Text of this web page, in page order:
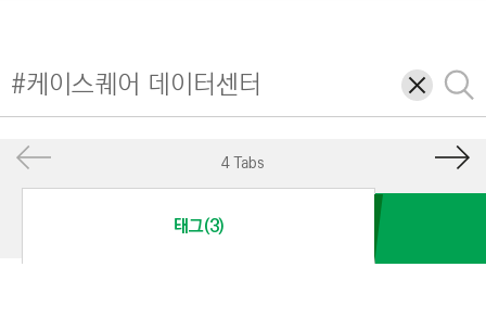
N
E
I
삭
제
검
색
4 Tabs
태그(3)